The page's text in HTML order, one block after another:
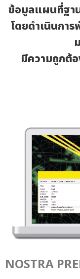
ข้อมูลแผนที่ฐา
โดยดำเนินกา
มีความถูกต้
NOSTRA